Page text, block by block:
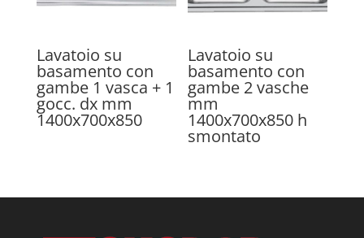
Lavatoio su
basamento con
gambe 1 vasca + 1
gocc. dx mm
1400x700x850
Lavatoio su
basamento con
gambe 2 vasche
mm
1400x700x850 h
smontato